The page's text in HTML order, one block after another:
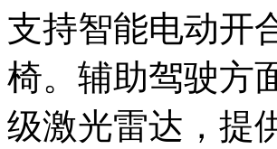
支持智能电动开
椅。辅助驾驶方
级激光雷达，提